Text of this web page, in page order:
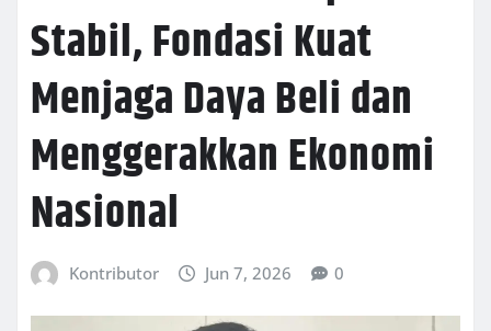
Stabil, Fondasi Kuat
Menjaga Daya Beli dan
Menggerakkan Ekonomi
Nasional
Kontributor Jun 7, 2026 0